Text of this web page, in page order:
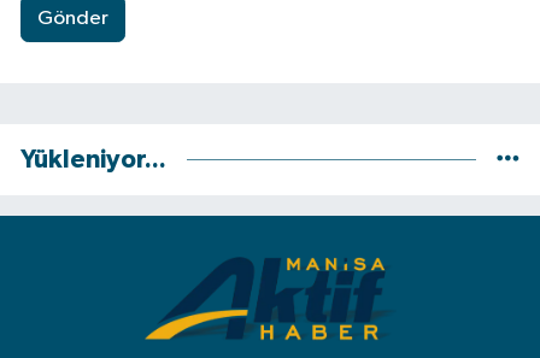
Gönder
Yükleniyor...